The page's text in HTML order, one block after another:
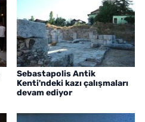
Sebastapolis Antik
Kenti'ndeki kazı çalışmaları
devam ediyor